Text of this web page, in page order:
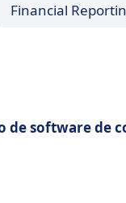
Financial
de software de